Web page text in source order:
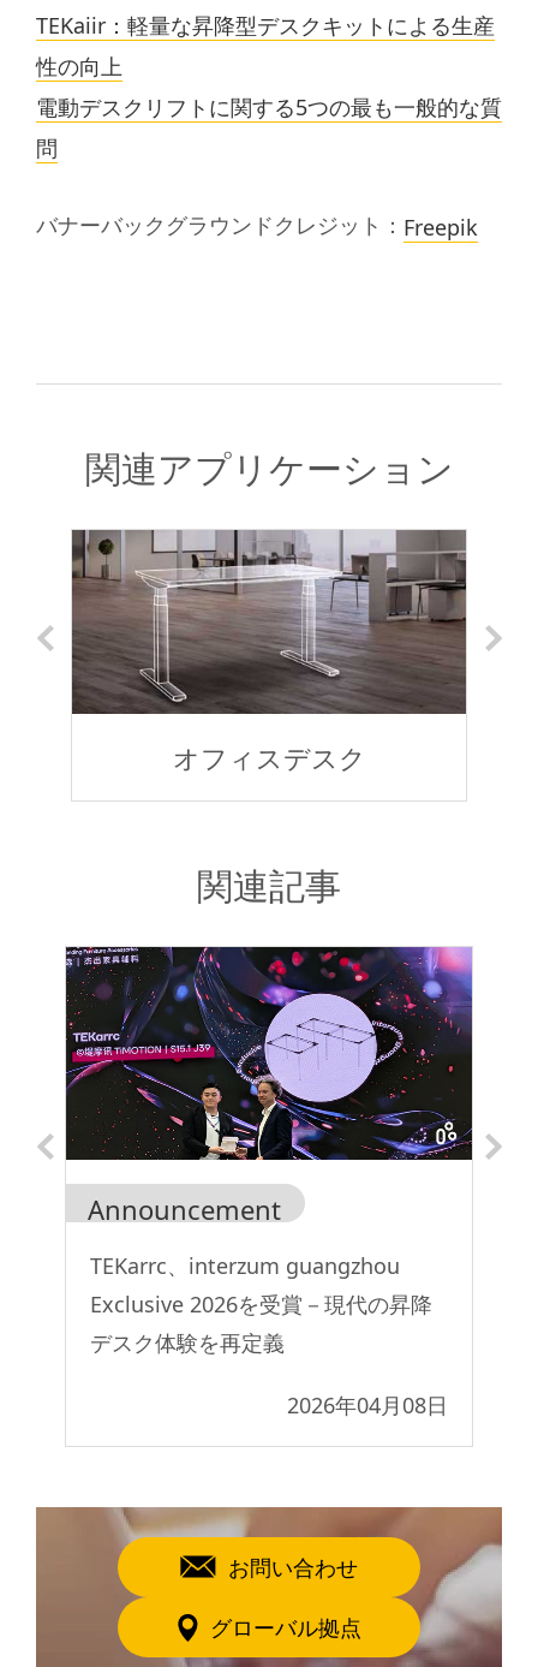
TEKaiir： 軽量な昇降型デスクキットによる生産
性の向上
電動デスクリフトに関する5つの最も一般的な質
問
バナーバックグラウンドクレジット： Freepik
関連アプリケーション
オフィスデスク
関連記事
Announcement
TEKarrc、interzum guangzhou
Exclusive 2026を受賞－現代の昇降
デスク体験を再定義
2026年04月08日
お問い合わせ
グローバル拠点